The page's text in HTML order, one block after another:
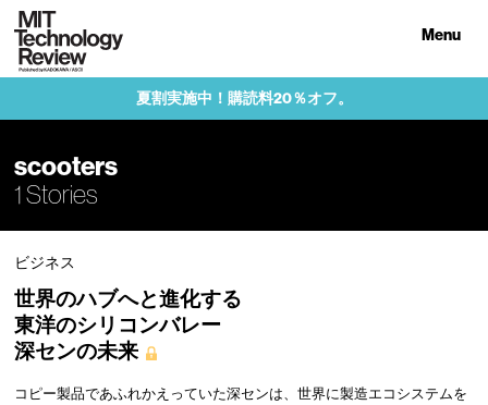
Menu
夏割実施中！購読料20％オフ。
scooters
1 Stories
ビジネス
世界のハブへと進化する
東洋のシリコンバレー
深センの未来
コピー製品であふれかえっていた深センは、世界に製造エコシステムを